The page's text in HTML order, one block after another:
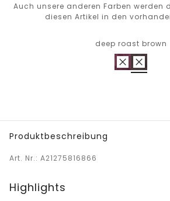
Auch unsere anderen Farben werden
diesen Artikel in den
deep roast brown
Produktbeschreibung
Art. Nr.: A21275816866
Highlights